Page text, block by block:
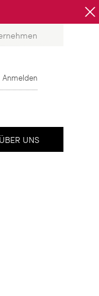
Anmelden
ÜBER UNS